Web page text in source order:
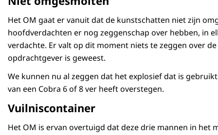
Het OM gaat er vanuit dat de kunstschatten niet zijn
hoofdverdachten er nog zeggenschap over hebben, in
verdachte. Er valt op dit moment niets te zeggen over
opdrachtgever is geweest.
We kunnen nu al zeggen dat het explosief dat is
van een Cobra 6 of 8 ver heeft overstegen.
Vuilniscontainer
Het OM is ervan overtuigd dat deze drie mannen in het